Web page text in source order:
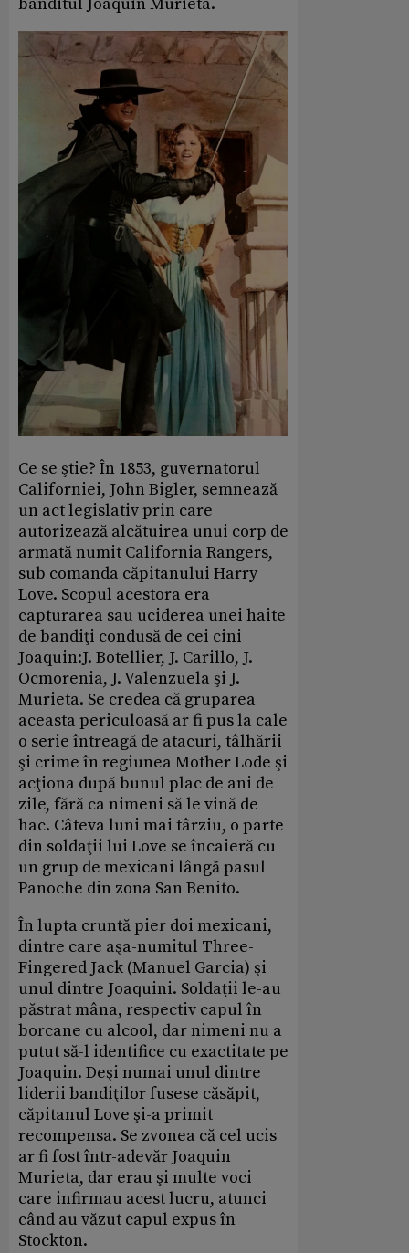
Ce se ştie? În 1853, guvernatorul
Californiei, John Bigler, semnează
un act legislativ prin care
autorizează alcătuirea unui corp de
armată numit California Rangers,
sub comanda căpitanului Harry
Love. Scopul acestora era
capturarea sau uciderea unei haite
de bandiţi condusă de cei cini
Joaquin:J. Botellier, J. Carillo, J.
Ocmorenia, J. Valenzuela şi J.
Murieta. Se credea că gruparea
aceasta periculoasă ar fi pus la cale
o serie întreagă de atacuri, tâlhării
şi crime în regiunea Mother Lode şi
acţiona după bunul plac de ani de
zile, fără ca nimeni să le vină de
hac. Câteva luni mai târziu, o parte
din soldaţii lui Love se încaieră cu
un grup de mexicani lângă pasul
Panoche din zona San Benito.
În lupta cruntă pier doi mexicani,
dintre care aşa-numitul Three-
Fingered Jack (Manuel Garcia) şi
unul dintre Joaquini. Soldaţii le-au
păstrat mâna, respectiv capul în
borcane cu alcool, dar nimeni nu a
putut să-l identifice cu exactitate pe
Joaquin. Deşi numai unul dintre
liderii bandiţilor fusese căsăpit,
căpitanul Love şi-a primit
recompensa. Se zvonea că cel ucis
ar fi fost într-adevăr Joaquin
Murieta, dar erau şi multe voci
care infirmau acest lucru, atunci
când au văzut capul expus în
Stockton.